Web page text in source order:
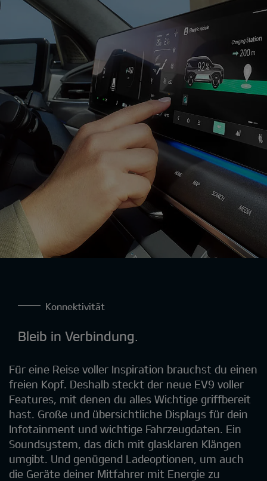
Konnektivität
Bleib in Verbindung.
Für eine Reise voller Inspiration brauchst du einen
freien Kopf. Deshalb steckt der neue EV9 voller
Features, mit denen du alles Wichtige griffbereit
hast. Große und übersichtliche Displays für dein
Infotainment und wichtige Fahrzeugdaten. Ein
Soundsystem, das dich mit glasklaren Klängen
umgibt. Und genügend Ladeoptionen, um auch
die Geräte deiner Mitfahrer mit Energie zu